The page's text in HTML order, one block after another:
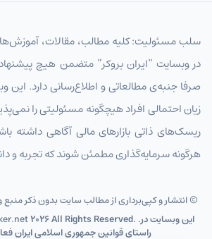
سلب مسئولیت: کلیه مطالب، مقالات،
در وبسایت “ایران بروکر” متضمن هیچ
صرفا جنبه‌ی مطالعاتی و اطلاع‌رسانی دارد.
زیان احتمالی افراد هیچگونه مسئولیتی را
ریسک‌های ذاتی بازارهای مالی آگاهی داشته
هرگونه سرمایه‌گذاری مطمئن شوند که تجربه و
© انتشار و کپی‌برداری از مطالب سایت بدون ذکر
2026 All Rights Reserved. .این وبسایت در
راستای قوانین جمهوری اسلامی ایران